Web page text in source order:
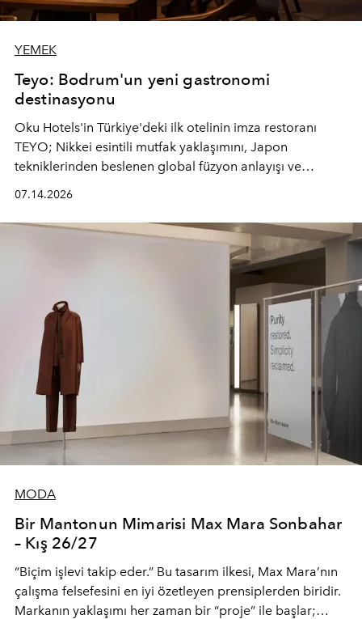
YEMEK
Teyo: Bodrum'un yeni gastronomi
destinasyonu
Oku Hotels'in Türkiye'deki ilk otelinin imza restoranı
TEYO; Nikkei esintili mutfak yaklaşımını, Japon
tekniklerinden beslenen global füzyon anlayışı ve
07.14.2026
MODA
Bir Mantonun Mimarisi Max Mara Sonbahar
– Kış 26/27
“Biçim işlevi takip eder.” Bu tasarım ilkesi, Max Mara’nın
çalışma felsefesini en iyi özetleyen prensiplerden biridir.
Markanın yaklaşımı her zaman bir “proje” ile başlar;